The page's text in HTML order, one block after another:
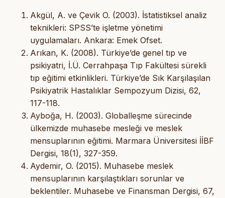
Akgül, A. ve Çevik O. (2003). İstatistiksel analiz
teknikleri: SPSS’te işletme yönetimi
uygulamaları. Ankara: Emek Ofset.
Arıkan, K. (2008). Türkiye’de genel tıp ve
psikiyatri, İ.Ü. Cerrahpaşa Tıp Fakültesi sürekli
tıp eğitimi etkinlikleri. Türkiye’de Sık Karşılaşılan
Psikiyatrik Hastalıklar Sempozyum Dizisi, 62,
117-118.
Ayboğa, H. (2003). Globalleşme sürecinde
ülkemizde muhasebe mesleği ve meslek
mensuplarının eğitimi. Marmara Üniversitesi İİBF
Dergisi, 18(1), 327-359.
Aydemir, O. (2015). Muhasebe meslek
mensuplarının karşılaştıkları sorunlar ve
beklentiler. Muhasebe ve Finansman Dergisi, 67,